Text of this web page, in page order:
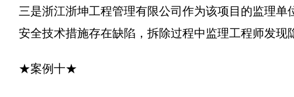
三是浙江浙坤工程管理有限公司作为该项目的监理
安全技术措施存在缺陷，拆除过程中监理工程师发现
★案例十★